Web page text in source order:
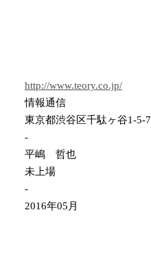
http://www.teory.co.jp/
情報通信
東京都渋谷区千駄ヶ谷1-5-7
-
平嶋 哲也
未上場
-
2016年05月